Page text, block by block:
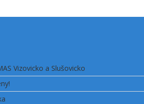
Vizovicko a Slušovicko